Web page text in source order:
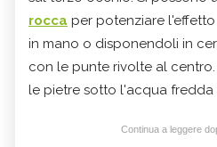
rocca per potenziare
in mano o disponendoli in
con le punte rivolte al
le pietre sotto l'acqua fredda
Continua a leggere